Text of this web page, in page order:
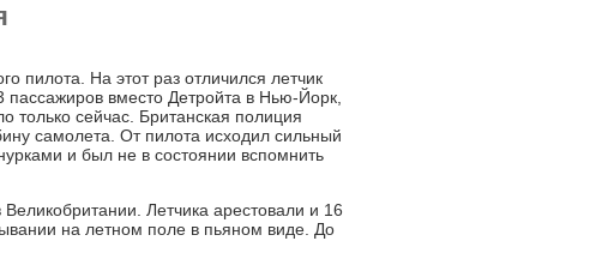
пилота. На этот раз отличился летчик
пассажиров вместо Детройта в Нью-Йорк,
только сейчас. Британская полиция
самолета. От пилота исходил сильный
и был не в состоянии вспомнить
Летчика арестовали и 16
на летном поле в пьяном виде. До